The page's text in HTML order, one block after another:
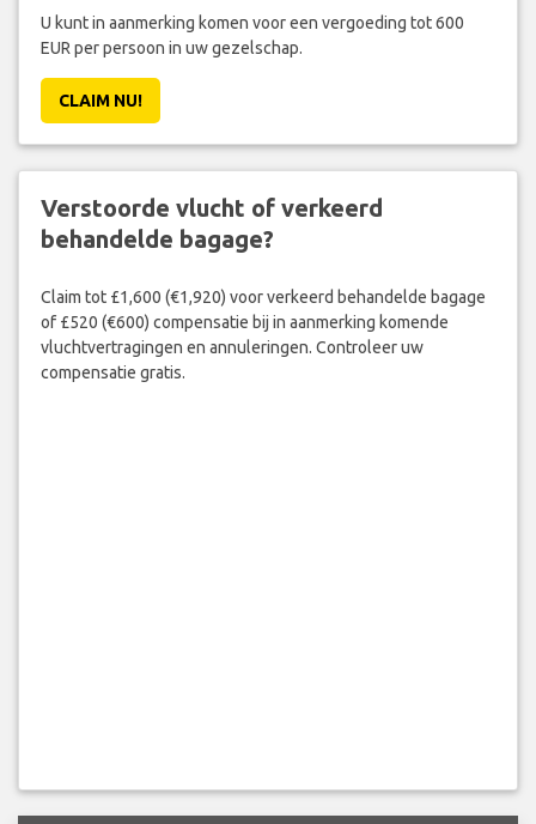
U kunt in aanmerking komen voor een vergoeding tot 600
EUR per persoon in uw gezelschap.
CLAIM NU!
Verstoorde vlucht of verkeerd
behandelde bagage?
Claim tot £1,600 (€1,920) voor verkeerd behandelde bagage
of £520 (€600) compensatie bij in aanmerking komende
vluchtvertragingen en annuleringen. Controleer uw
compensatie gratis.